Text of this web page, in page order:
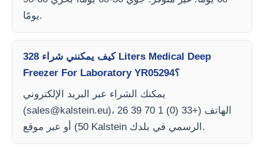
يومًا.
كيف يمكنني شراء 328 Liters Medical Deep
Freezer For Laboratory YR05294؟
يمكنك الشراء عبر البريد الإلكتروني
(sales@kalstein.eu)، الهاتف (+33 (0) 1 70 39 26
50) أو عبر موقع Kalstein الرسمي في بلدك.